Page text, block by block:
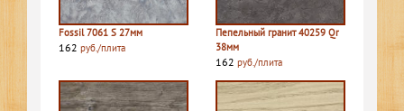
Fossil 7061 S 27мм
162 руб./плита
Пепельный гранит 40259 Qr
38мм
162 руб./плита